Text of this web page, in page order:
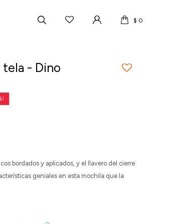
$ 0
- Dino
bordados y aplicados, y el llavero del cierre
geniales en esta mochila que la